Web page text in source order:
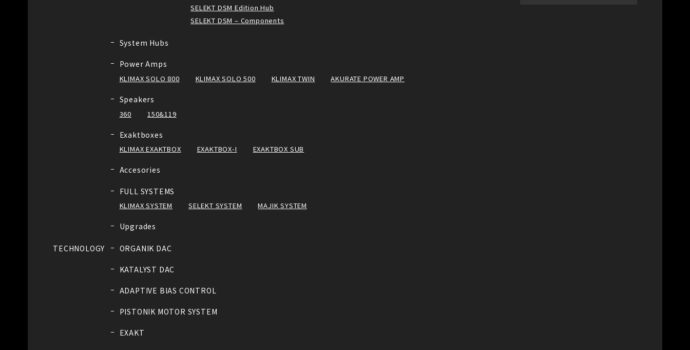
SELEKT DSM Edition Hub
SELEKT DSM – Components
System Hubs
Power Amps
KLIMAX SOLO 800 KLIMAX SOLO 500 KLIMAX TWIN AKURATE POWER AMP
Speakers
360 150&119
Exaktboxes
KLIMAX EXAKTBOX EXAKTBOX-I EXAKTBOX SUB
Accesories
FULL SYSTEMS
KLIMAX SYSTEM SELEKT SYSTEM MAJIK SYSTEM
Upgrades
TECHNOLOGY ORGANIK DAC
KATALYST DAC
ADAPTIVE BIAS CONTROL
PISTONIK MOTOR SYSTEM
EXAKT